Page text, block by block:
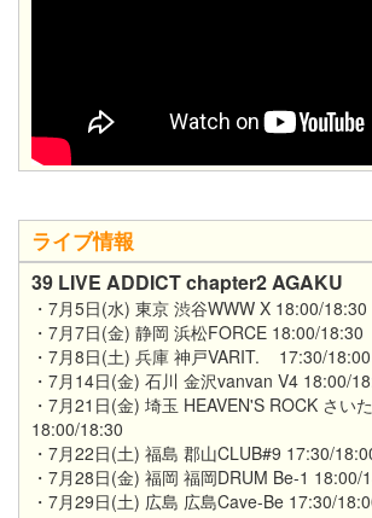
ライブ情報
39 LIVE ADDICT chapter2 AGAKU
・7月5日(水) 東京 渋谷WWW X 18:00/18:30
・7月7日(金) 静岡 浜松FORCE 18:00/18:30
・7月8日(土) 兵庫 神戸VARIT. 17:30/18:00
・7月14日(金) 石川 金沢vanvan V4 18:00/
・7月21日(金) 埼玉 HEAVEN'S ROCK さい
18:00/18:30
・7月22日(土) 福島 郡山CLUB#9 17:30/
・7月28日(金) 福岡 福岡DRUM Be-1 18:00/
・7月29日(土) 広島 広島Cave-Be 17:30/